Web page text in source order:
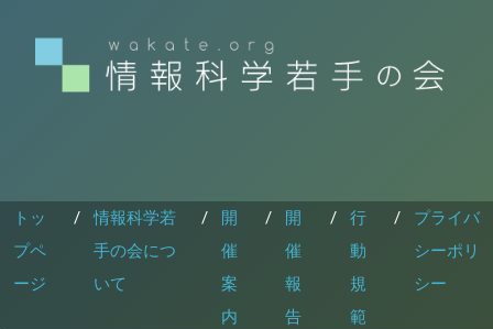
トッ
プペ
ージ
/
情報科学若
手の会につ
いて
/
開
催
案
内
/
開
催
報
告
/
行
動
規
範
/
プライバ
シーポリ
シー